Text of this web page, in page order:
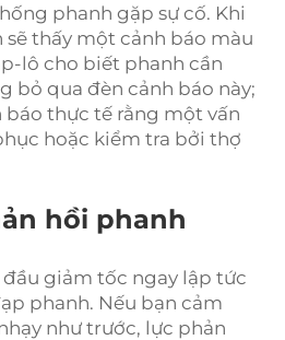
phanh gặp sự cố. Khi
sẽ thấy một cảnh báo màu
lô cho biết phanh cần
bỏ qua đèn cảnh báo này;
báo thực tế rằng một vấn
hoặc kiểm tra bởi thợ
hồi phanh
đầu giảm tốc ngay lập tức
phanh. Nếu bạn cảm
như trước, lực phản